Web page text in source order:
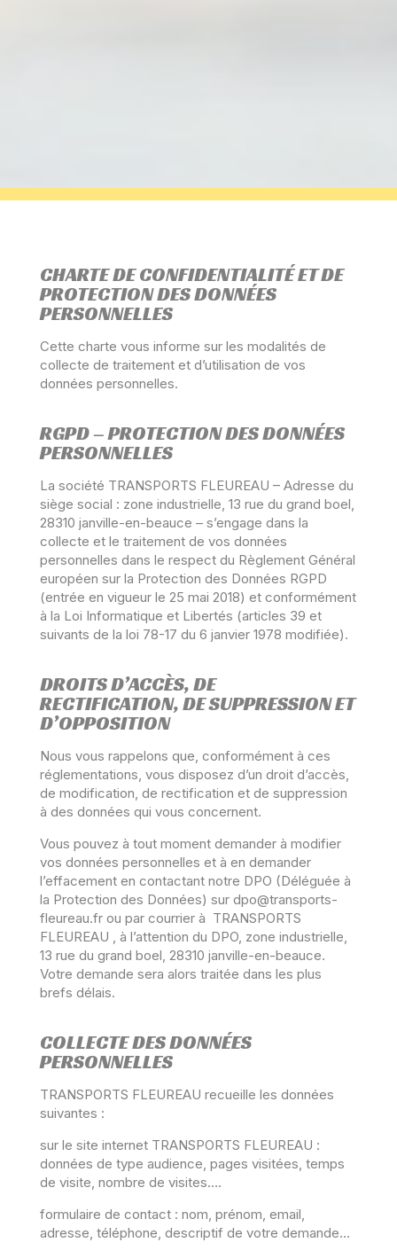
CHARTE DE CONFIDENTIALITÉ ET DE
PROTECTION DES DONNÉES
PERSONNELLES
Cette charte vous informe sur les modalités de
collecte de traitement et d’utilisation de vos
données personnelles.
RGPD – PROTECTION DES DONNÉES
PERSONNELLES
La société TRANSPORTS FLEUREAU – Adresse du
siège social : zone industrielle, 13 rue du grand boel,
28310 janville-en-beauce – s’engage dans la
collecte et le traitement de vos données
personnelles dans le respect du Règlement Général
européen sur la Protection des Données RGPD
(entrée en vigueur le 25 mai 2018) et conformément
à la Loi Informatique et Libertés (articles 39 et
suivants de la loi 78-17 du 6 janvier 1978 modifiée).
DROITS D’ACCÈS, DE
RECTIFICATION, DE SUPPRESSION ET
D’OPPOSITION
Nous vous rappelons que, conformément à ces
réglementations, vous disposez d’un droit d’accès,
de modification, de rectification et de suppression
à des données qui vous concernent.
Vous pouvez à tout moment demander à modifier
vos données personnelles et à en demander
l’effacement en contactant notre DPO (Déléguée à
la Protection des Données) sur dpo@transports-
fleureau.fr ou par courrier à TRANSPORTS
FLEUREAU , à l’attention du DPO, zone industrielle,
13 rue du grand boel, 28310 janville-en-beauce.
Votre demande sera alors traitée dans les plus
brefs délais.
COLLECTE DES DONNÉES
PERSONNELLES
TRANSPORTS FLEUREAU recueille les données
suivantes :
sur le site internet TRANSPORTS FLEUREAU :
données de type audience, pages visitées, temps
de visite, nombre de visites….
formulaire de contact : nom, prénom, email,
adresse, téléphone, descriptif de votre demande…